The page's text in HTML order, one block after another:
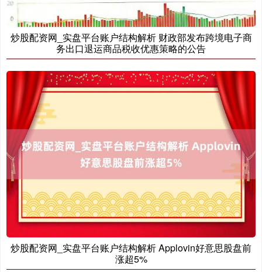
国债指数 +0.01%
期指IC0 7691.80 -39.20 -0.51%
炒股配资网_实盘平台账户结构解析 财政部发布跨境电子商
务出口退运商品税收优惠策略的公告
炒股配资网_实盘平台账户结构解析 Applovin好意思股盘前
涨超5%